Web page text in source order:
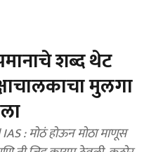
शब्द थेट
मुलगा
माणूस